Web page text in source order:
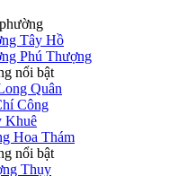
Tây Hồ
Phú Thượng
nổi bật
Quân
Công
Khuê
Hoa Thám
nổi bật
Thụy